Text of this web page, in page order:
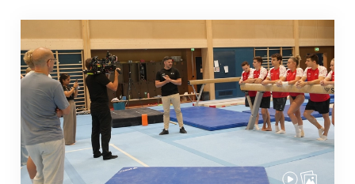
Mit klaren Zielen nach Zagreb